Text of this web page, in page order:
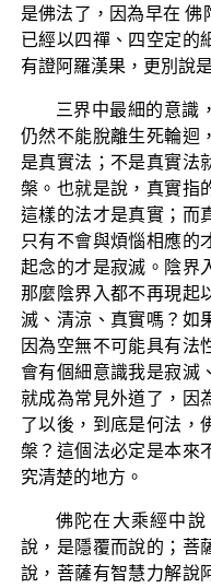
是佛法了，因為早在 佛
已經以四禪、四空定的
有證阿羅漢果，更別說
三界中最細的意識
仍然不能脫離生死輪迴
是真實法；不是真實法
槃。也就是說，真實指
這樣的法才是真實；而
只有不會與煩惱相應的
起念的才是寂滅。陰界
那麼陰界入都不再現起
滅、清涼、真實嗎？如
因為空無不可能具有法
會有個細意識我是寂滅
就成為常見外道了，因
了以後，到底是何法，
槃？這個法必定是本來
究清楚的地方。
佛陀在大乘經中
說，是隱覆而說的；菩
說，菩薩有智慧力解說